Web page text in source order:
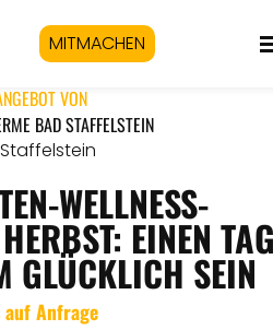
MITMACHEN
VON
BAD STAFFELSTEIN
WELLNESS-
EINEN
GLÜCKLICH SEIN
auf Anfrage